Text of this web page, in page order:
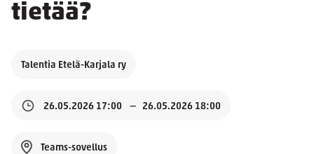
tietää?
Talentia Etelä-Karjala ry
26.05.2026 17:00 26.05.2026 18:00
Teams-sovellus